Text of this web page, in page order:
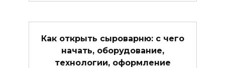
Как открыть сыроварню: с чего
начать, оборудование,
технологии, оформление